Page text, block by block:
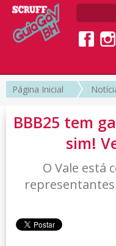
Página Inicial
BBB25 tem
sim!
O Vale está